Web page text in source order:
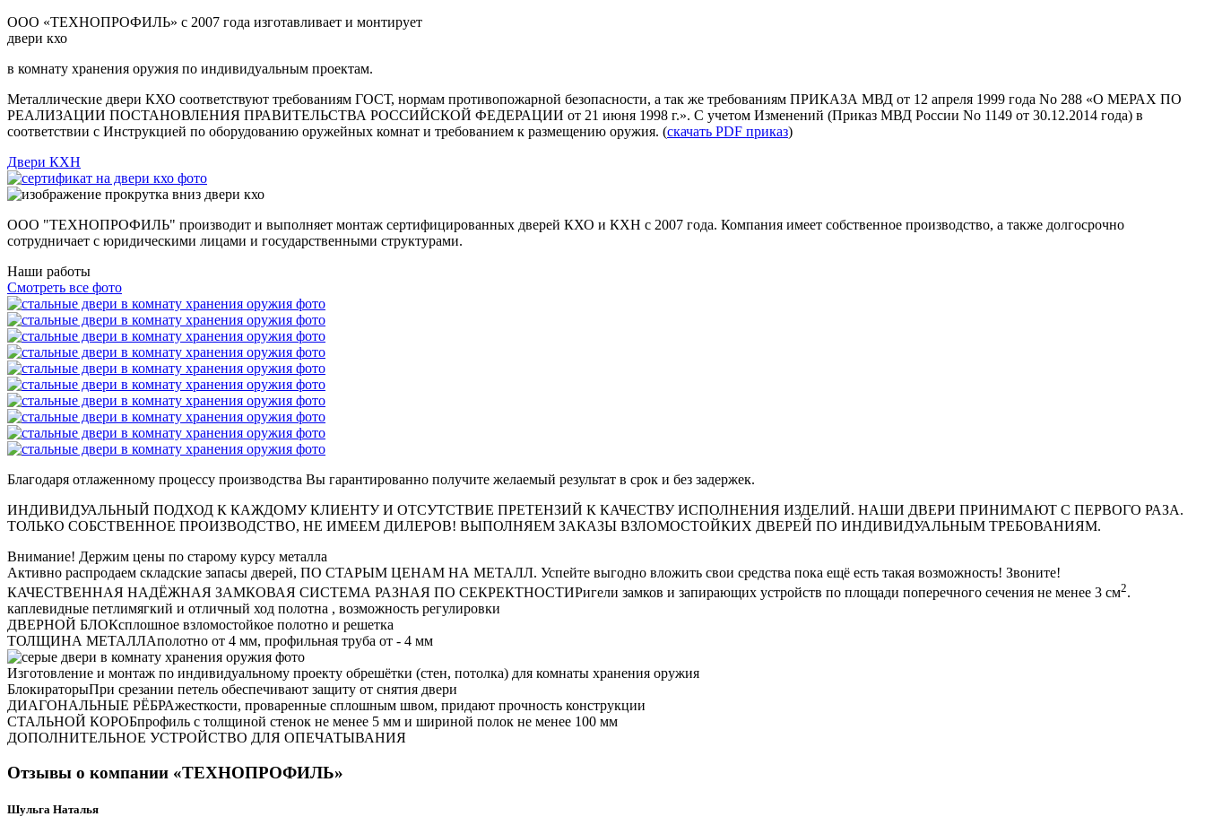
ООО «ТЕХНОПРОФИЛЬ» с 2007 года изготавливает и монтирует
двери кхо
в комнату хранения оружия по индивидуальным проектам.
Металлические двери КХО соответствуют требованиям ГОСТ, нормам противопожарной безопасности, а так же требованиям ПРИКАЗА МВД от 12 апреля 1999 года No 288 «О МЕРАХ ПО
РЕАЛИЗАЦИИ ПОСТАНОВЛЕНИЯ ПРАВИТЕЛЬСТВА РОССИЙСКОЙ ФЕДЕРАЦИИ от 21 июня 1998 г.». С учетом Изменений (Приказ МВД России No 1149 от 30.12.2014 года) в
соответствии с Инструкцией по оборудованию оружейных комнат и требованием к размещению оружия. (скачать PDF приказ)
Двери КХН
ООО "ТЕХНОПРОФИЛЬ" производит и выполняет монтаж сертифицированных дверей КХО и КХН с 2007 года. Компания имеет собственное производство, а также долгосрочно
сотрудничает с юридическими лицами и государственными структурами.
Наши работы
Смотреть все фото
Благодаря отлаженному процессу производства Вы гарантированно получите желаемый результат в срок и без задержек.
ИНДИВИДУАЛЬНЫЙ ПОДХОД К КАЖДОМУ КЛИЕНТУ И ОТСУТСТВИЕ ПРЕТЕНЗИЙ К КАЧЕСТВУ ИСПОЛНЕНИЯ ИЗДЕЛИЙ. НАШИ ДВЕРИ ПРИНИМАЮТ С ПЕРВОГО РАЗА.
ТОЛЬКО СОБСТВЕННОЕ ПРОИЗВОДСТВО, НЕ ИМЕЕМ ДИЛЕРОВ! ВЫПОЛНЯЕМ ЗАКАЗЫ ВЗЛОМОСТОЙКИХ ДВЕРЕЙ ПО ИНДИВИДУАЛЬНЫМ ТРЕБОВАНИЯМ.
Внимание! Держим цены по старому курсу металла
Активно распродаем складские запасы дверей, ПО СТАРЫМ ЦЕНАМ НА МЕТАЛЛ. Успейте выгодно вложить свои средства пока ещё есть такая возможность! Звоните!
КАЧЕСТВЕННАЯ НАДЁЖНАЯ ЗАМКОВАЯ СИСТЕМА РАЗНАЯ ПО СЕКРЕКТНОСТИРигели замков и запирающих устройств по площади поперечного сечения не менее 3 см2.
каплевидные петлимягкий и отличный ход полотна , возможность регулировки
ДВЕРНОЙ БЛОКсплошное взломостойкое полотно и решетка
ТОЛЩИНА МЕТАЛЛАполотно от 4 мм, профильная труба от - 4 мм
Изготовление и монтаж по индивидуальному проекту обрешётки (стен, потолка) для комнаты хранения оружия
БлокираторыПри срезании петель обеспечивают защиту от снятия двери
ДИАГОНАЛЬНЫЕ РЁБРАжесткости, проваренные сплошным швом, придают прочность конструкции
СТАЛЬНОЙ КОРОБпрофиль с толщиной стенок не менее 5 мм и шириной полок не менее 100 мм
ДОПОЛНИТЕЛЬНОЕ УСТРОЙСТВО ДЛЯ ОПЕЧАТЫВАНИЯ
Отзывы о компании «ТЕХНОПРОФИЛЬ»
Шульга Наталья